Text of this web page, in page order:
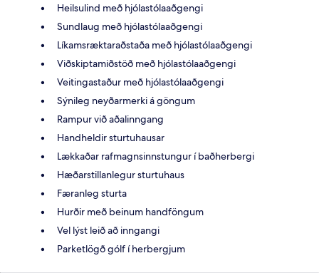
Heilsulind með hjólastólaaðgengi
Sundlaug með hjólastólaaðgengi
Líkamsræktaraðstaða með hjólastólaaðgengi
Viðskiptamiðstöð með hjólastólaaðgengi
Veitingastaður með hjólastólaaðgengi
Sýnileg neyðarmerki á göngum
Rampur við aðalinngang
Handheldir sturtuhausar
Lækkaðar rafmagnsinnstungur í baðherbergi
Hæðarstillanlegur sturtuhaus
Færanleg sturta
Hurðir með beinum handföngum
Vel lýst leið að inngangi
Parketlögð gólf í herbergjum